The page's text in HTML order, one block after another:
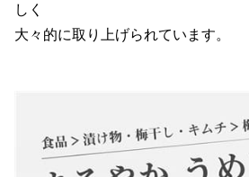
しく
大々的に取り上げられています。